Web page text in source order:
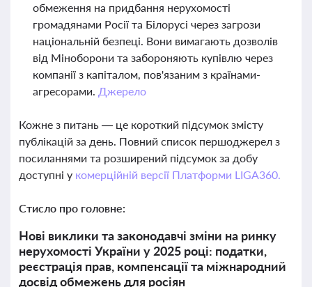
обмеження на придбання нерухомості
громадянами Росії та Білорусі через загрози
національній безпеці. Вони вимагають дозволів
від Міноборони та забороняють купівлю через
компанії з капіталом, пов'язаним з країнами-
агресорами. Джерело
Кожне з питань — це короткий підсумок змісту
публікацій за день. Повний список першоджерел з
посиланнями та розширений підсумок за добу
доступні у комерційній версії Платформи LIGA360.
Стисло про головне:
Нові виклики та законодавчі зміни на ринку
нерухомості України у 2025 році: податки,
реєстрація прав, компенсації та міжнародний
досвід обмежень для росіян